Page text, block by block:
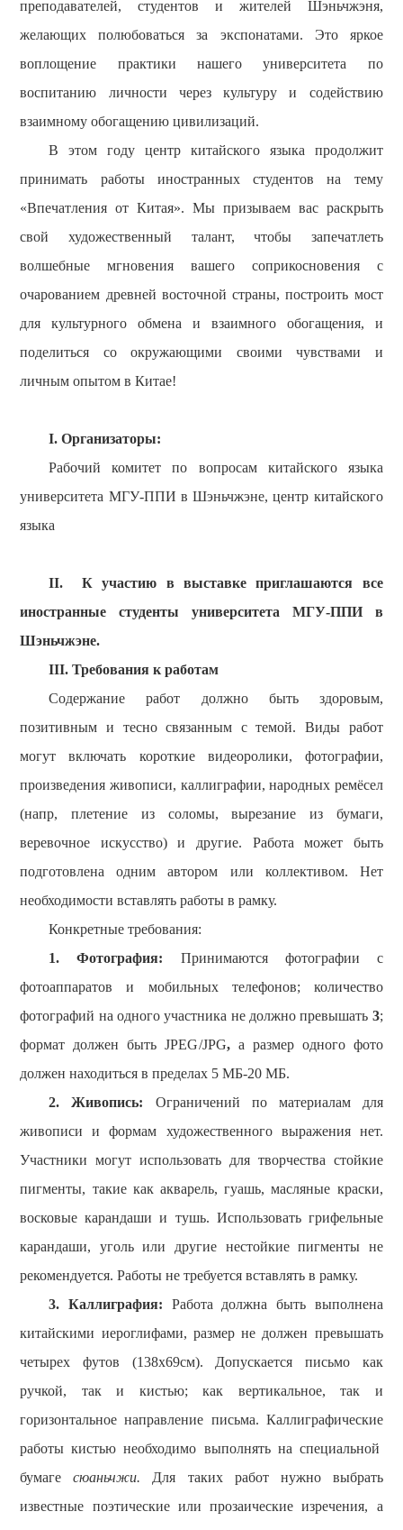
преподавателей, студентов и жителей Шэньчжэня,
желающих полюбоваться за экспонатами. Это яркое
воплощение практики нашего университета по
воспитанию личности через культуру и содействию
взаимному обогащению цивилизаций.
В этом году центр китайского языка продолжит
принимать
работы иностранных студентов на тему
«Впечатления от Китая». Мы призываем вас раскрыть
свой
художественный талант, чтобы запечатлеть
волшебные
мгновения вашего соприкосновения с
очарованием древней восточной страны, построить мост
для культурного обмена и взаимного обогащения, и
поделиться со окружающими своими чувствами и
личным опытом в Китае!
I.Организаторы:
Рабочий комитет по вопросам китайского языка
университета МГУ-ППИ в Шэньчжэне,центр китайского
языка
II. К участию в выставке
приглашаются все
иностранные студенты университета МГУ-ППИ в
Шэньчжэне.
III.Требования к работам
Содержание работ должно быть здоровым,
позитивным и тесно связанным с темой. Виды работ
могут включать короткие видеоролики, фотографии,
произведения живописи, каллиграфии, народных ремёсел
(напр, плетение из соломы, вырезание из бумаги,
веревочное искусство) и другие. Работа может быть
подготовлена одним автором или коллективом. Нет
необходимости вставлять работы в рамку.
Конкретные требования:
1.Фотография: Принимаются фотографии с
фотоаппаратов и мобильных телефонов;
количество
фотографий на одного участника не должно превышать 3;
формат должен быть JPEG/JPG, а размер одного фото
должен находиться в пределах 5 МБ-20 МБ.
2.Живопись: Ограничений по материалам для
живописи и формам художественного выражения нет.
Участники могут использовать для творчества стойкие
пигменты, такие как акварель, гуашь, масляные краски,
восковые карандаши и тушь. Использовать грифельные
карандаши, уголь или другие нестойкие пигменты не
рекомендуется. Работы не требуется вставлять в рамку.
3.Каллиграфия: Работа должна быть выполнена
китайскими иероглифами, размер не должен превышать
четырех футов (138х69см). Допускается письмо как
ручкой, так и кистью; как вертикальное, так и
горизонтальное направление письма. Каллиграфические
работы кистью необходимо выполнять на специальной
бумагеcюаньчжи.
Для таких работ нужно выбрать
известные поэтические или прозаические изречения, а